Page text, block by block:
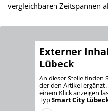
vergleichbaren Zeitspannen
Externer
Lübeck
An dieser Stelle finden
der den Artikel
einem Klick anzeigen
TypSmart City